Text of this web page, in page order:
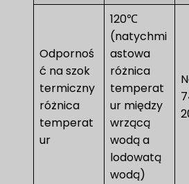
Odpornoś
ć na szok
termiczny
różnica
temperat
ur
120℃
(natychmi
astowa
różnica
temperat
ur między
wrzącą
wodą a
lodowatą
wodą)